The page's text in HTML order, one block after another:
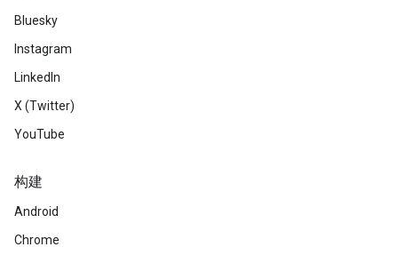
Bluesky
Instagram
LinkedIn
X (Twitter)
YouTube
构建
Android
Chrome